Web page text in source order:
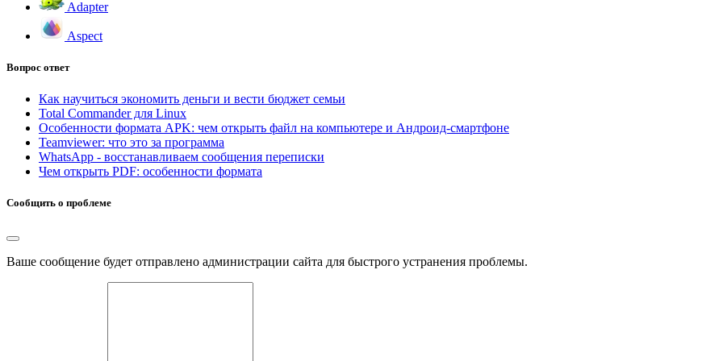
Adapter
Aspect
Вопрос ответ
Как научиться экономить деньги и вести бюджет семьи
Total Commander для Linux
Особенности формата APK: чем открыть файл на компьютере и Андроид-смартфоне
Teamviewer: что это за программа
WhatsApp - восстанавливаем сообщения переписки
Чем открыть PDF: особенности формата
Сообщить о проблеме
Ваше сообщение будет отправлено администрации сайта для быстрого устранения проблемы.